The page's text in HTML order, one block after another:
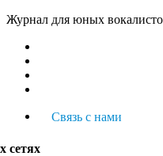
Журнал для юных
Связь с нами
сетях